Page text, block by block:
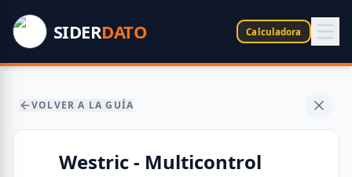
SIDERDATO Calculadora
VOLVER A LA GUÍA
Westric - Multicontrol